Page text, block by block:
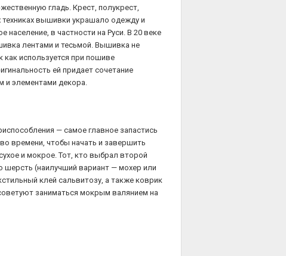
гладь. Крест, полукрест,
вышивки украшало одежду и
население, в частности на Руси. В 20 веке
лентами и тесьмой. Вышивка не
как используется при пошиве
ей придает сочетание
и элементами декора.
— самое главное запастись
времени, чтобы начать и завершить
и мокрое. Тот, кто выбрал второй
шерсть (наилучший вариант — мохер или
клей сальвитозу, а также коврик
заниматься мокрым валянием на